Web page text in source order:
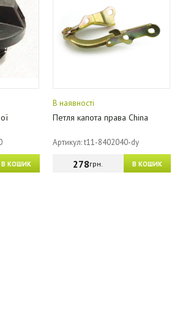
В КОШИК
В наявності
Петля капота права China
Артикул: t11-8402040-dy
В КОШИК
278грн.